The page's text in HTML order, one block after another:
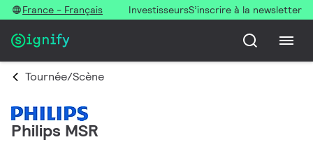
France - Français InvestisseursS’inscrire à la newsletter
Tournée/Scène
Philips MSR